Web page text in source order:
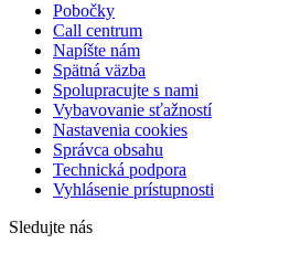
Pobočky
Call centrum
Napíšte nám
Spätná väzba
Spolupracujte s nami
Vybavovanie sťažností
Nastavenia cookies
Správca obsahu
Technická podpora
Vyhlásenie prístupnosti
Sledujte nás